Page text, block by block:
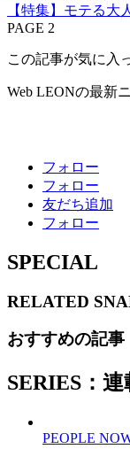
【特集】モテる大
PAGE 2
この記事が気に入
Web LEONの最新
フォロー
フォロー
友だち追加
フォロー
SPECIAL
RELATED
おすすめの記事
SERIES：連
PEOPLE